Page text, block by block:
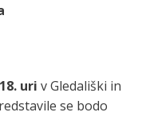
uri v Gledališki in
se bodo